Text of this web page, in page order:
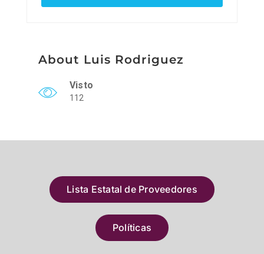
About Luis Rodriguez
Visto
112
Lista Estatal de Proveedores
Políticas